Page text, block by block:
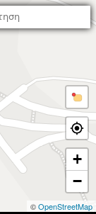
+
−
©OpenStreetMap